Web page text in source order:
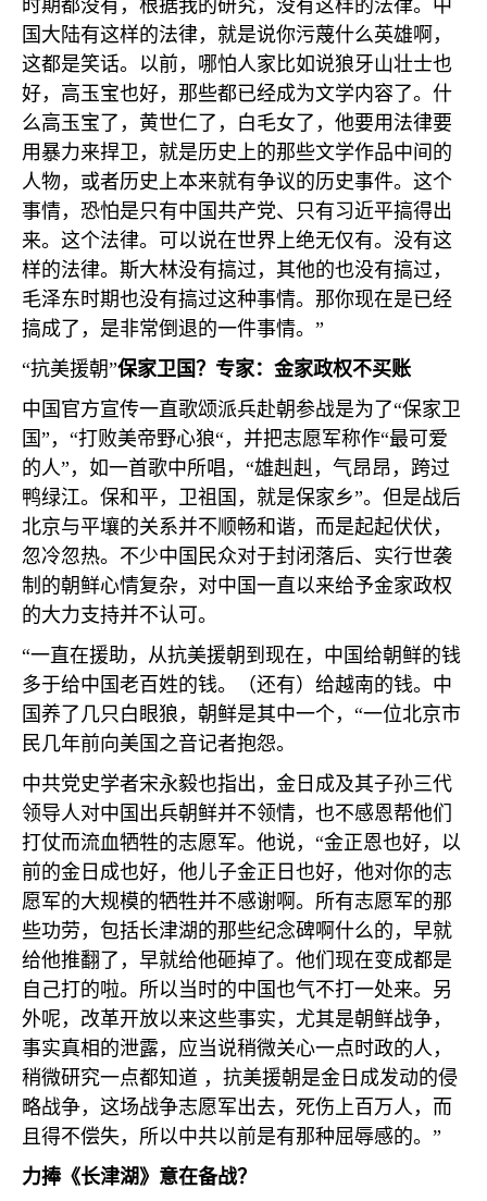
时期都没有，根据我的研究，没有这样的法律。中
国大陆有这样的法律，就是说你污蔑什么英雄啊，
这都是笑话。以前，哪怕人家比如说狼牙山壮士也
好，高玉宝也好，那些都已经成为文学内容了。什
么高玉宝了，黄世仁了，白毛女了，他要用法律要
用暴力来捍卫，就是历史上的那些文学作品中间的
人物，或者历史上本来就有争议的历史事件。这个
事情，恐怕是只有中国共产党、只有习近平搞得出
来。这个法律。可以说在世界上绝无仅有。没有这
样的法律。斯大林没有搞过，其他的也没有搞过，
毛泽东时期也没有搞过这种事情。那你现在是已经
搞成了，是非常倒退的一件事情。”
“抗美援朝”保家卫国？专家：金家政权不买账
中国官方宣传一直歌颂派兵赴朝参战是为了“保家卫
国”，“打败美帝野心狼“，并把志愿军称作“最可爱
的人”，如一首歌中所唱，“雄赳赳，气昂昂，跨过
鸭绿江。保和平，卫祖国，就是保家乡”。但是战后
北京与平壤的关系并不顺畅和谐，而是起起伏伏，
忽冷忽热。不少中国民众对于封闭落后、实行世袭
制的朝鲜心情复杂，对中国一直以来给予金家政权
的大力支持并不认可。
“一直在援助，从抗美援朝到现在，中国给朝鲜的钱
多于给中国老百姓的钱。（还有）给越南的钱。中
国养了几只白眼狼，朝鲜是其中一个，“一位北京市
民几年前向美国之音记者抱怨。
中共党史学者宋永毅也指出，金日成及其子孙三代
领导人对中国出兵朝鲜并不领情，也不感恩帮他们
打仗而流血牺牲的志愿军。他说，“金正恩也好，以
前的金日成也好，他儿子金正日也好，他对你的志
愿军的大规模的牺牲并不感谢啊。所有志愿军的那
些功劳，包括长津湖的那些纪念碑啊什么的，早就
给他推翻了，早就给他砸掉了。他们现在变成都是
自己打的啦。所以当时的中国也气不打一处来。另
外呢，改革开放以来这些事实，尤其是朝鲜战争，
事实真相的泄露，应当说稍微关心一点时政的人，
稍微研究一点都知道 ，抗美援朝是金日成发动的侵
略战争，这场战争志愿军出去，死伤上百万人，而
且得不偿失，所以中共以前是有那种屈辱感的。”
力捧《长津湖》意在备战？